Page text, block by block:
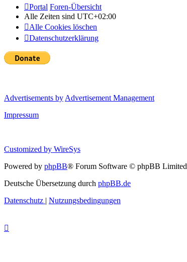
Portal Foren-Übersicht
Alle Zeiten sind UTC+02:00
Alle Cookies löschen
Datenschutzerklärung
Advertisements by Advertisement Management
Impressum
Customized by WireSys
Powered by phpBB® Forum Software © phpBB Limited
Deutsche Übersetzung durch phpBB.de
Datenschutz | Nutzungsbedingungen